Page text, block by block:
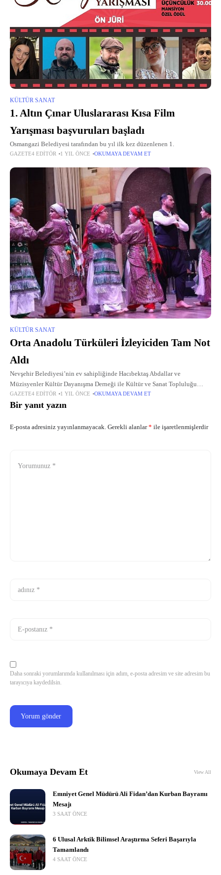
KÜLTÜR SANAT
1. Altın Çınar Uluslararası Kısa Film
Yarışması başvuruları başladı
Osmangazi Belediyesi tarafından bu yıl ilk kez düzenlenen 1.
GAZETE4 EDITÖR 1 YIL ÖNCE OKUMAYA DEVAM ET
KÜLTÜR SANAT
Orta Anadolu Türküleri İzleyiciden Tam Not
Aldı
Nevşehir Belediyesi’nin ev sahipliğinde Hacıbektaş Abdallar ve
Müzisyenler Kültür Dayanışma Derneği ile Kültür ve Sanat Topluluğu
tarafından muhteşem bir müzik dinletisi programı gerçekleştirildi.
GAZETE4 EDITÖR 1 YIL ÖNCE OKUMAYA DEVAM ET
Bir yanıt yazın
E-posta adresiniz yayınlanmayacak. Gerekli alanlar* ile işaretlenmişlerdir
Daha sonraki yorumlarımda kullanılması için adım, e-posta adresim ve site adresim bu
tarayıcıya kaydedilsin.
Okumaya Devam Et View All
Emniyet Genel Müdürü Ali Fidan’dan Kurban Bayramı
Mesajı
3 SAAT ÖNCE
6 Ulusal Arktik Bilimsel Araştırma Seferi Başarıyla
Tamamlandı
4 SAAT ÖNCE